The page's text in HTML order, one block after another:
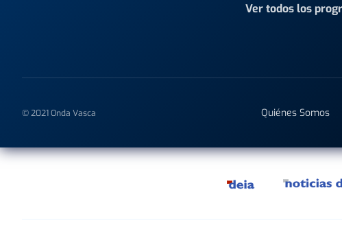
Ver todos los
Quiénes Somos
© 2021 Onda Vasca